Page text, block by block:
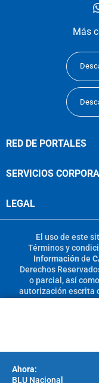
Más
RED DE PORTALES
SERVICIOS
LEGAL
El uso de este
Términos y
Información de
Derechos
o parcial, así
autorización escrita
BLU Nacional